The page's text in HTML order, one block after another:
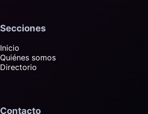
Secciones
Inicio
Quiénes somos
Directorio
Contacto